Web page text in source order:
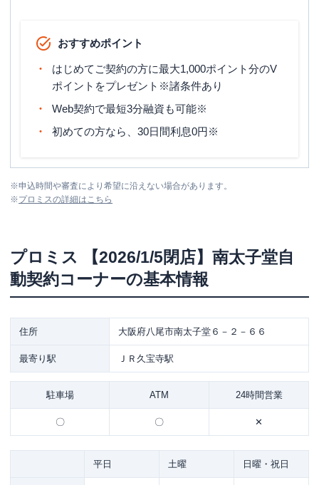
おすすめポイント
はじめてご契約の方に最大1,000ポイント分のV
ポイントをプレゼント※諸条件あり
Web契約で最短3分融資も可能※
初めての方なら、30日間利息0円※
※申込時間や審査により希望に沿えない場合があります。
※プロミスの詳細はこちら
プロミス
【2026/1/5閉店】南太子堂自
動契約コーナーの基本情報
住所 大阪府八尾市南太子堂６－２－６６
最寄り駅 ＪＲ久宝寺駅
駐車場 ATM 24時間営業
〇 〇 ✕
平日 土曜 日曜・祝日